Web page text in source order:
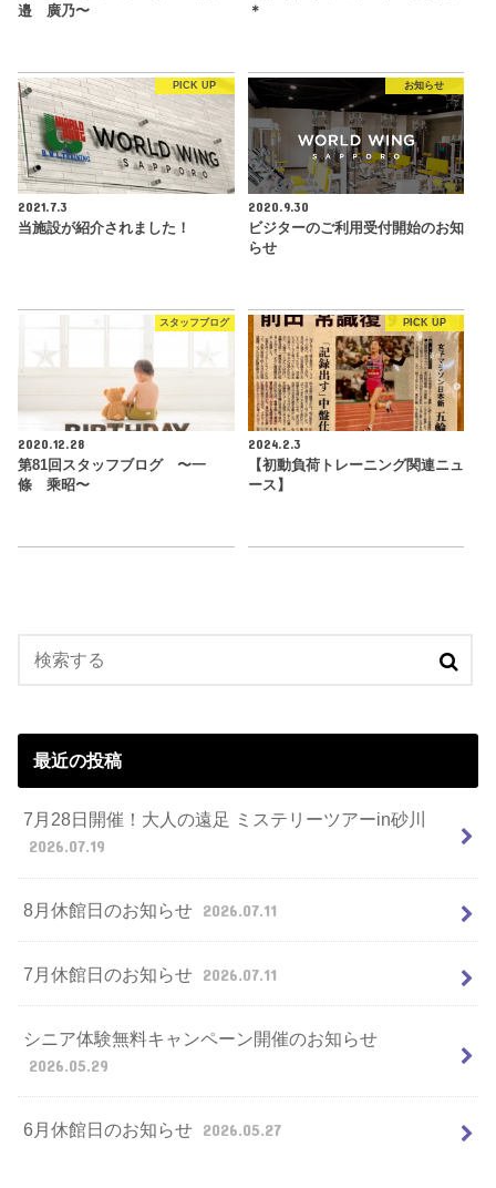
邉 廣乃〜
＊
PICK UP
2021.7.3
当施設が紹介されました！
お知らせ
2020.9.30
ビジターのご利用受付開始のお知
らせ
スタッフブログ
2020.12.28
第81回スタッフブログ 〜一
條 乘昭〜
PICK UP
2024.2.3
【初動負荷トレーニング関連ニュ
ース】
最近の投稿
7月28日開催！大人の遠足 ミステリーツアーin砂川
2026.07.19
8月休館日のお知らせ 2026.07.11
7月休館日のお知らせ 2026.07.11
シニア体験無料キャンペーン開催のお知らせ
2026.05.29
6月休館日のお知らせ 2026.05.27